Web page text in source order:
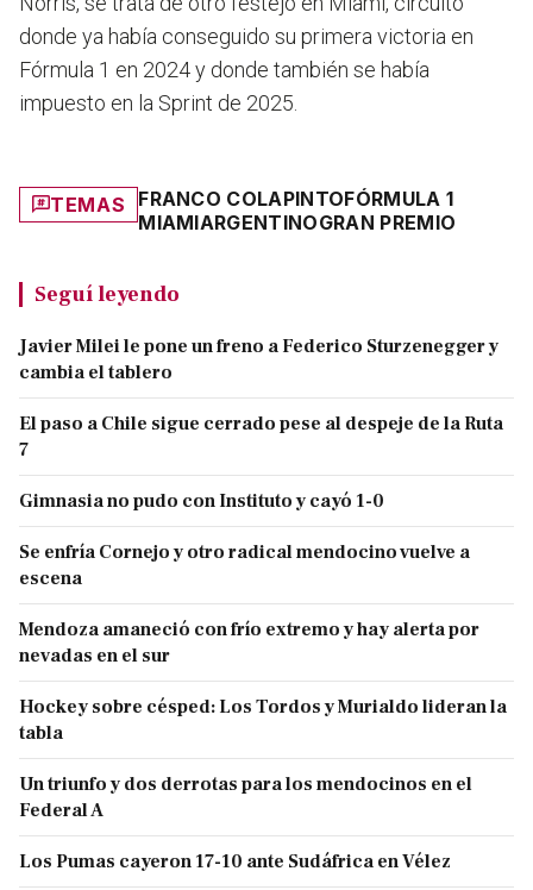
donde ya había conseguido su primera victoria en
Fórmula 1 en 2024 y donde también se había
impuesto en la Sprint de 2025.
TEMAS FRANCO COLAPINTOFÓRMULA 1
MIAMIARGENTINOGRAN PREMIO
Seguí leyendo
Javier Milei le pone un freno a Federico Sturzenegger y
cambia el tablero
El paso a Chile sigue cerrado pese al despeje de la Ruta
7
Gimnasia no pudo con Instituto y cayó 1-0
Se enfría Cornejo y otro radical mendocino vuelve a
escena
Mendoza amaneció con frío extremo y hay alerta por
nevadas en el sur
Hockey sobre césped: Los Tordos y Murialdo lideran la
tabla
Un triunfo y dos derrotas para los mendocinos en el
Federal A
Los Pumas cayeron 17-10 ante Sudáfrica en Vélez